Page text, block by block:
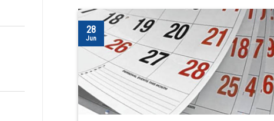
28
Jun